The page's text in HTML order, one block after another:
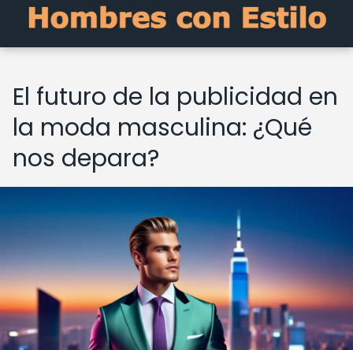
El futuro de la publicidad en
la moda masculina: ¿Qué
nos depara?